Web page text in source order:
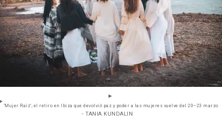
'Mujer Raíz'; el retiro en Ibiza que devolvió paz y poder a las mujeres vuelve del 20–23 marzo
- TANIA KUNDALIN